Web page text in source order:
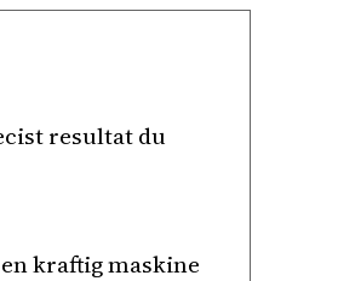
resultat du
kraftig maskine